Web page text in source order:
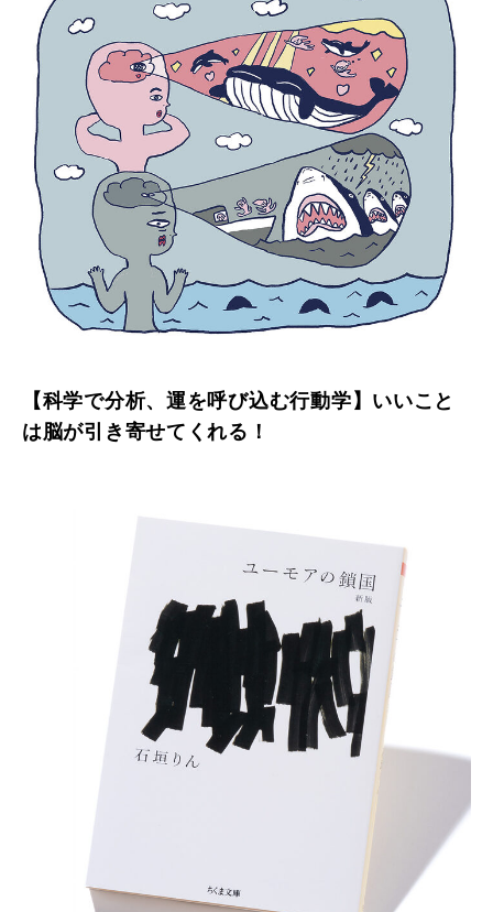
【科学で分析、運を呼び込む行動学】いいこと
は脳が引き寄せてくれる！